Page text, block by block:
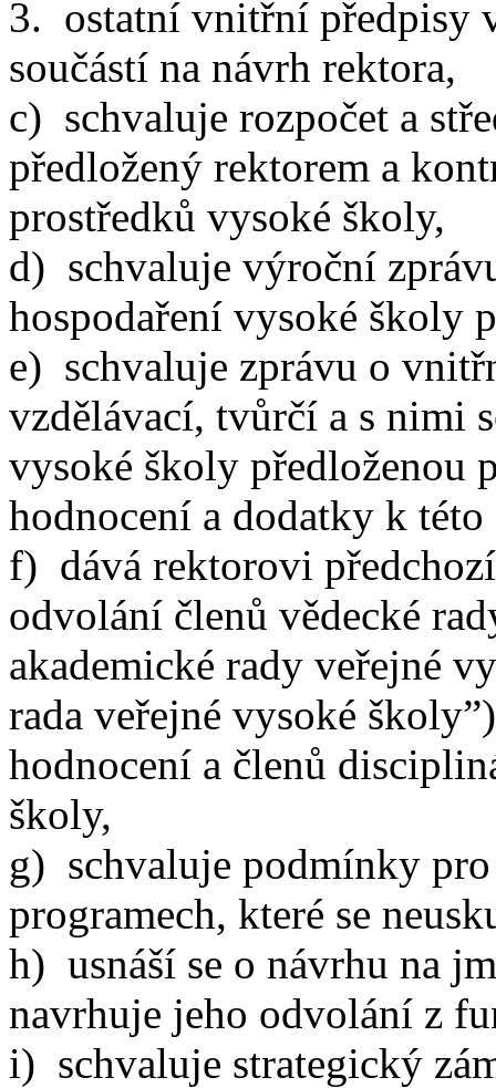
3. ostatní vnitřní předpisy
součástí na návrh rektora,
c) schvaluje rozpočet a
předložený rektorem a
prostředků vysoké školy,
d) schvaluje výroční
hospodaření vysoké školy
e) schvaluje zprávu o
vzdělávací, tvůrčí a s nimi
vysoké školy předloženou
hodnocení a dodatky k této
f) dává rektorovi
odvolání členů vědecké
akademické rady veřejné
rada veřejné vysoké
hodnocení a členů
školy,
g) schvaluje podmínky
programech, které se
h) usnáší se o návrhu na
navrhuje jeho odvolání z
i) schvaluje strategický